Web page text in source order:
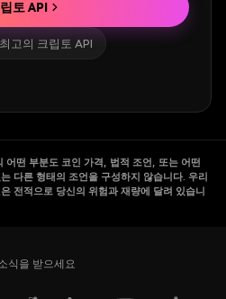
최고의 크립토 API
토 API
어떤 부분도 코인 가격, 법적 조언, 또는 어떤
다른 형태의 조언을 구성하지 않습니다. 우리
전적으로 당신의 위험과 재량에 달려 있습니
식을 받으세요